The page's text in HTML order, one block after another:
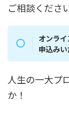
ご相談くださ
オンラ
申込みい
人生の一大プ
か！